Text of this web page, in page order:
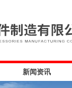
新闻资讯